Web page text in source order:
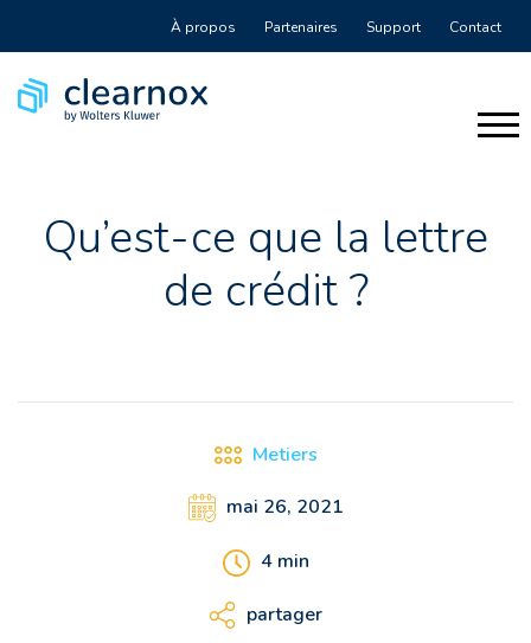
À propos Partenaires Support Contact
Qu’est-ce que la lettre
de crédit ?
Metiers
mai 26, 2021
4min
partager